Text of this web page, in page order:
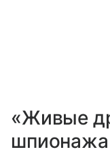
«Живые
шпионажа